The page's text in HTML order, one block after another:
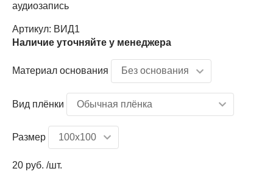
аудиозапись
Артикул: ВИД1
Наличие уточняйте у менеджера
Материал основания
Вид плёнки
Размер
20 руб. /шт.